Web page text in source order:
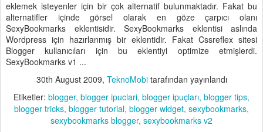
eklemek isteyenler için bir çok alternatif bulunmaktadır. Fakat bu
alternatifler içinde görsel olarak en göze çarpıcı olanı
SexyBookmarks eklentisidir. SexyBookmarks eklentisi aslında
Wordpress için hazırlanmış bir eklentidir. Fakat Cssreflex sitesi
Blogger kullanıcıları için bu eklentiyi optimize etmişlerdi.
SexyBookmarks v1 ...
30th August 2009, TeknoMobitarafından yayınlandı
Etiketler: blogger blogger ipuclari blogger ipuçları blogger tips
blogger tricks blogger tutorial blogger widget sexybookmarks
sexybookmarks blogger sexybookmarks v2